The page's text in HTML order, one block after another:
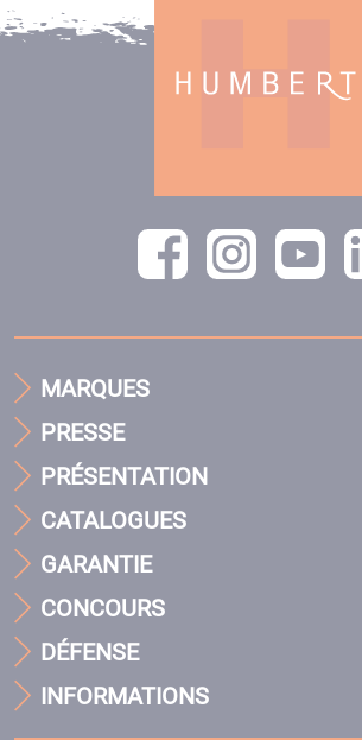
MARQUES
PRESSE
PRÉSENTATION
CATALOGUES
GARANTIE
CONCOURS
DÉFENSE
INFORMATIONS